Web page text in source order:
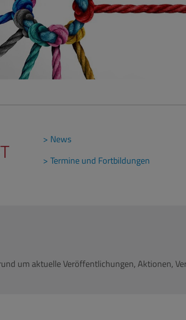
News
Termine und Fortbildungen
um aktuelle Veröffentlichungen, Aktionen,